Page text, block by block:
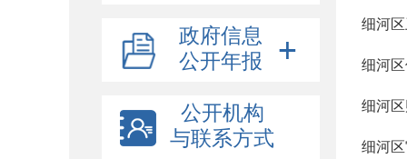
政府信息
公开年报
公开机构
与联系方式
细河
细河
细河
细河